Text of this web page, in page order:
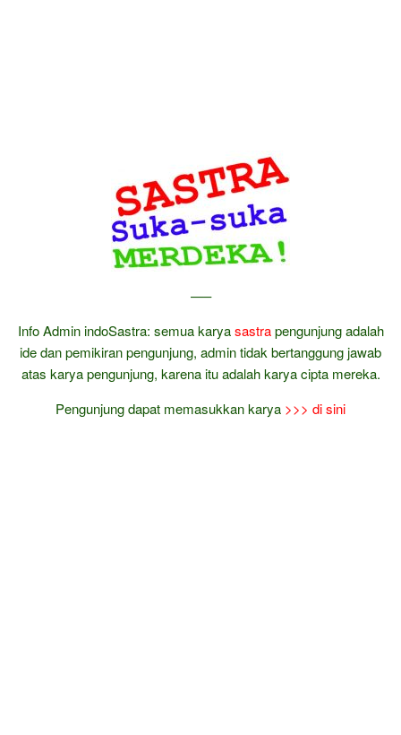
—–
Info Admin indoSastra: semua karyasastrapengunjung adalah
ide dan pemikiran pengunjung, admin tidak bertanggung jawab
atas karya pengunjung, karena itu adalah karya cipta mereka.
Pengunjung dapat memasukkan karya >>> di sini